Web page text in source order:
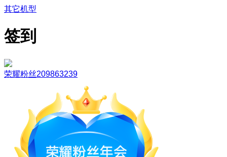
其它机型
签到
荣耀粉丝209863239